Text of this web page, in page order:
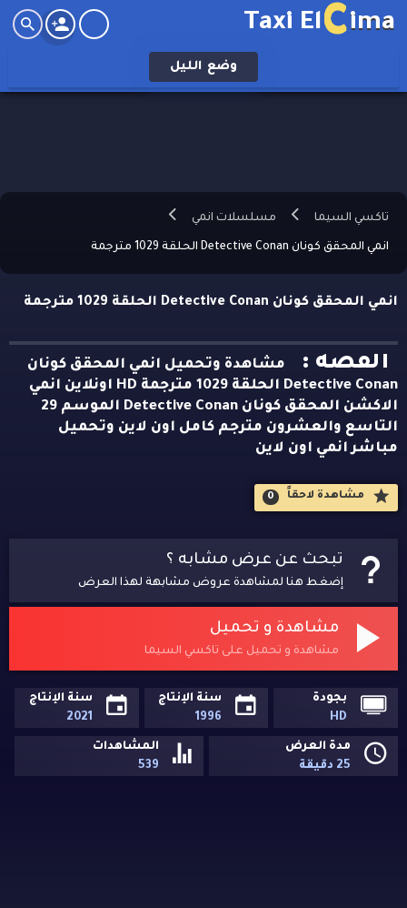
Taxi ElCima
وضع الليل
تاكسي السيما مسلسلات انمي
انمي المحقق كونان Detective Conan الحلقة 1029 مترجمة
انمي المحقق كونان Detective Conan الحلقة 1029 مترجمة
القصه :
مشاهدة وتحميل انمي المحقق كونان
Detective Conan الحلقة 1029 مترجمة HD اونلاين انمي
الاكشن المحقق كونان Detective Conan الموسم 29
التاسع والعشرون مترجم كامل اون لاين وتحميل
مباشر انمي اون لاين
مشاهدة لاحقاََ 0
تبحث عن عرض مشابه ؟
إضغط هنا لمشاهدة عروض مشابهة لهذا العرض
مشاهدة و تحميل
مشاهدة و تحميل على تاكسي السيما
بجودة
HD
سنة الإنتاج
1996
سنة الإنتاج
2021
مدة العرض
25 دقيقة
المشاهدات
539